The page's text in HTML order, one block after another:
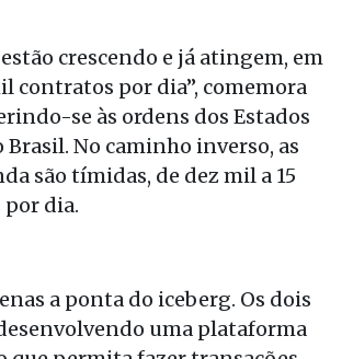
crescendo e já atingem, em
contratos por dia”, comemora
se às ordens dos Estados
Brasil. No caminho inverso, as
são tímidas, de dez mil a 15
dia.
a ponta do iceberg. Os dois
uma plataforma